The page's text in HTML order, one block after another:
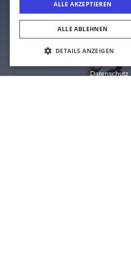
Offizielle Webseite des
Illinois
Amt für Handel und
US-Bundesstaat
Datenschutz